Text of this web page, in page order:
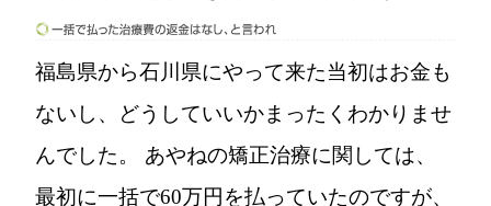
福島県から石川県にやって来た当初はお金も
ないし、どうしていいかまったくわかりませ
んでした。 あやねの矯正治療に関しては、
最初に一括で60万円を払っていたのですが、